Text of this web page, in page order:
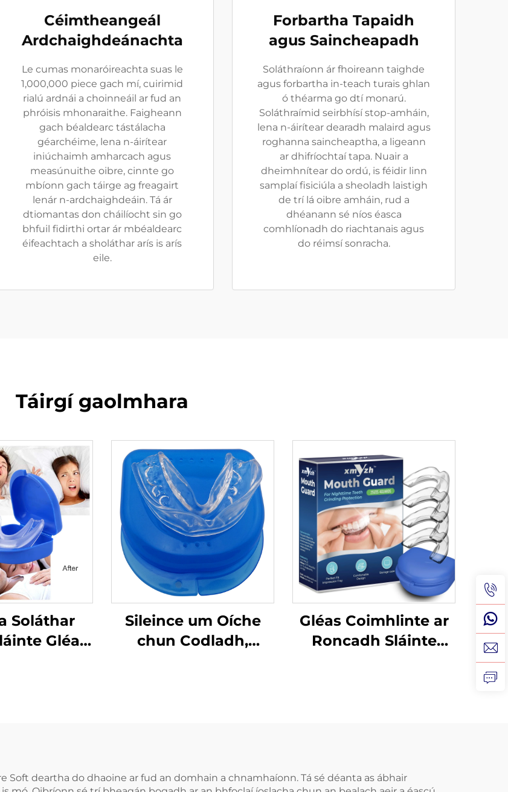
Céimtheangeál
Ardchaighdeánachta
Le cumas monaróireachta suas le
1,000,000 piece gach mí, cuirimid
rialú ardnái a choinneáil ar fud an
phróisis mhonaraithe. Faigheann
gach béaldearc tástálacha
géarchéime, lena n-áirítear
iniúchaimh amharcach agus
measúnuithe oibre, cinnte go
mbíonn gach táirge ag freagairt
lenár n-ardchaighdeáin. Tá ár
dtiomantas don cháilíocht sin go
bhfuil fidirthi ortar ár mbéaldearc
éifeachtach a sholáthar arís is arís
eile.
Forbartha Tapaidh
agus Saincheapadh
Soláthraíonn ár fhoireann taighde
agus forbartha in-teach turais ghlan
ó théarma go dtí monarú.
Soláthraímid seirbhísí stop-amháin,
lena n-áirítear dearadh malaird agus
roghanna saincheaptha, a ligeann
ar dhifríochtaí tapa. Nuair a
dheimhnítear do ordú, is féidir linn
samplaí fisiciúla a sheoladh laistigh
de trí lá oibre amháin, rud a
dhéanann sé níos éasca
comhlíonadh do riachtanais agus
do réimsí sonracha.
Táirgí gaolmhara
Soláthar
Gléas
Sileince um Oíche
chun Codladh,
um Oíche, Croíceann
Gléas Coimhlinte ar
Roncadh Sláinte
Róncaíocht Gléas
Soft deartha do dhaoine ar fud an domhain a chnamhaíonn. Tá sé déanta as ábhair